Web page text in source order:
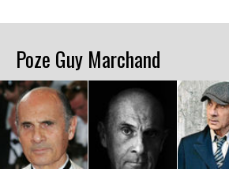
Poze Guy Marchand